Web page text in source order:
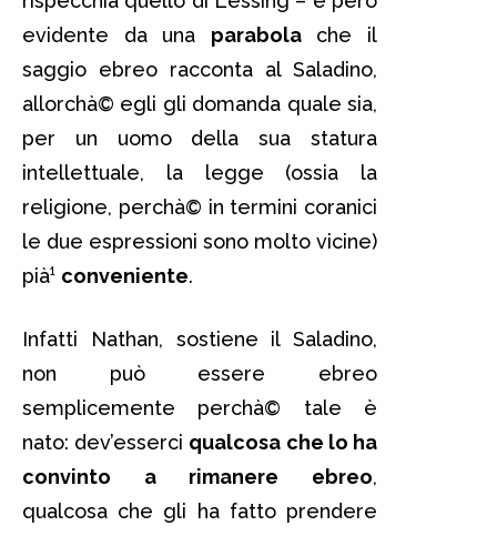
evidente da una parabolache il
saggio ebreo racconta al Saladino,
allorchà© egli gli domanda quale sia,
per un uomo della sua statura
intellettuale, la legge (ossia la
religione, perchà© in termini coranici
le due espressioni sono molto vicine)
pià¹ conveniente.
Infatti Nathan, sostiene il Saladino,
non può essere ebreo
semplicemente perchà© tale è
nato: dev’esserci qualcosa che lo ha
convinto a rimanere ebreo,
qualcosa che gli ha fatto prendere